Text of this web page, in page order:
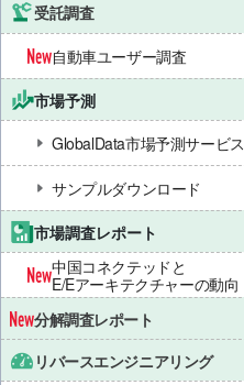
受託調査
自動車ユーザー調査
市場予測
GlobalData市場予測サービス
サンプルダウンロード
市場調査レポート
中国コネクテッドと
E/Eアーキテクチャーの動向
分解調査レポート
リバースエンジニアリング